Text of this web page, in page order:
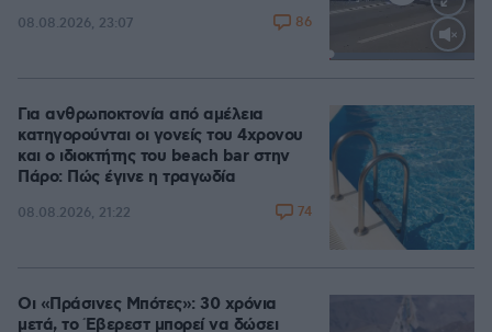
08.08.2026, 23:07 86
Για ανθρωποκτονία από αμέλεια
κατηγορούνται οι γονείς του 4χρονου
και ο ιδιοκτήτης του beach bar στην
Πάρο: Πώς έγινε η τραγωδία
08.08.2026, 21:22 74
Οι «Πράσινες Μπότες»: 30 χρόνια
μετά, το Έβερεστ μπορεί να δώσει